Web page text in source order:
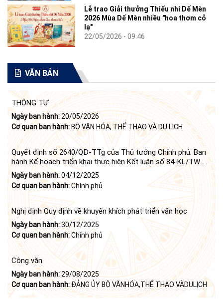
Lễ trao Giải thưởng Thiếu nhi Dế Mèn
2026 Mùa Dế Mèn nhiều "hoa thơm cỏ
lạ"
22/05/2026 - 09:46
VĂN BẢN
THÔNG TƯ
Ngày ban hành: 20/05/2026
Cơ quan ban hành:BỘ VĂN HÓA, THỂ THAO VÀ DU LỊCH
Quyết định số 2640/QĐ-TTg của Thủ tướng Chính phủ: Ban
hành Kế hoạch triển khai thực hiện Kết luận số 84-KL/TW
ngày 21 tháng 6 năm 2024 của Bộ Chính trị tiếp tục thực
hiện Nghị quyết số 23-NQ/TW ngày 16 tháng 6 năm 2008
của Bộ Chính trị (khóa X) về "tiếp tục xây dựng và phát triển
văn học, nghệ thuật trong thời kỳ mới"
Ngày ban hành:04/12/2025
Cơ quan ban hành:Chính phủ
Nghị định Quy định về khuyến khích phát triển văn học
Ngày ban hành:30/12/2025
Cơ quan ban hành:Chính phủ
Công văn
Ngày ban hành: 29/08/2025
Cơ quan ban hành: ĐẢNG ỦY BỘ VĂNHÓA,THỂ THAO VÀDULỊCH